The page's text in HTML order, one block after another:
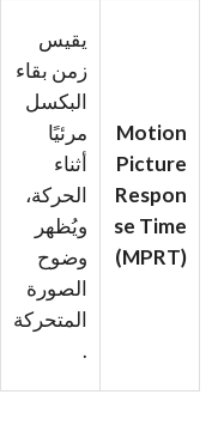
Motion
Picture
Respon
se Time
(MPRT)
يقيس
زمن بقاء
البكسل
مرئيًا
أثناء
الحركة،
ويُظهر
وضوح
الصورة
المتحركة
.